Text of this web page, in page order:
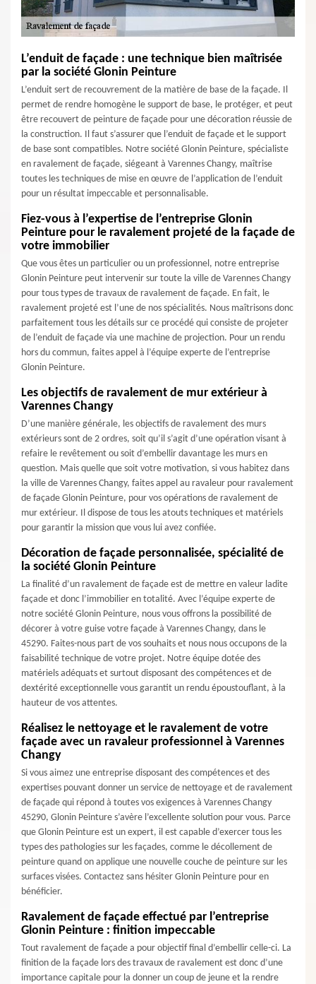
L’enduit de façade : une technique bien maîtrisée
par la société Glonin Peinture
L’enduit sert de recouvrement de la matière de base de la façade. Il
permet de rendre homogène le support de base, le protéger, et peut
être recouvert de peinture de façade pour une décoration réussie de
la construction. Il faut s’assurer que l’enduit de façade et le support
de base sont compatibles. Notre société Glonin Peinture, spécialiste
en ravalement de façade, siégeant à Varennes Changy, maîtrise
toutes les techniques de mise en œuvre de l’application de l’enduit
pour un résultat impeccable et personnalisable.
Fiez-vous à l’expertise de l’entreprise Glonin
Peinture pour le ravalement projeté de la façade de
votre immobilier
Que vous êtes un particulier ou un professionnel, notre entreprise
Glonin Peinture peut intervenir sur toute la ville de Varennes Changy
pour tous types de travaux de ravalement de façade. En fait, le
ravalement projeté est l’une de nos spécialités. Nous maîtrisons donc
parfaitement tous les détails sur ce procédé qui consiste de projeter
de l’enduit de façade via une machine de projection. Pour un rendu
hors du commun, faites appel à l’équipe experte de l’entreprise
Glonin Peinture.
Les objectifs de ravalement de mur extérieur à
Varennes Changy
D’une manière générale, les objectifs de ravalement des murs
extérieurs sont de 2 ordres, soit qu’il s’agit d’une opération visant à
refaire le revêtement ou soit d’embellir davantage les murs en
question. Mais quelle que soit votre motivation, si vous habitez dans
la ville de Varennes Changy, faites appel au ravaleur pour ravalement
de façade Glonin Peinture, pour vos opérations de ravalement de
mur extérieur. Il dispose de tous les atouts techniques et matériels
pour garantir la mission que vous lui avez confiée.
Décoration de façade personnalisée, spécialité de
la société Glonin Peinture
La finalité d’un ravalement de façade est de mettre en valeur ladite
façade et donc l’immobilier en totalité. Avec l’équipe experte de
notre société Glonin Peinture, nous vous offrons la possibilité de
décorer à votre guise votre façade à Varennes Changy, dans le
45290. Faites-nous part de vos souhaits et nous nous occupons de la
faisabilité technique de votre projet. Notre équipe dotée des
matériels adéquats et surtout disposant des compétences et de
dextérité exceptionnelle vous garantit un rendu époustouflant, à la
hauteur de vos attentes.
Réalisez le nettoyage et le ravalement de votre
façade avec un ravaleur professionnel à Varennes
Changy
Si vous aimez une entreprise disposant des compétences et des
expertises pouvant donner un service de nettoyage et de ravalement
de façade qui répond à toutes vos exigences à Varennes Changy
45290, Glonin Peinture s’avère l’excellente solution pour vous. Parce
que Glonin Peinture est un expert, il est capable d’exercer tous les
types des pathologies sur les façades, comme le décollement de
peinture quand on applique une nouvelle couche de peinture sur les
surfaces visées. Contactez sans hésiter Glonin Peinture pour en
bénéficier.
Ravalement de façade effectué par l’entreprise
Glonin Peinture : finition impeccable
Tout ravalement de façade a pour objectif final d’embellir celle-ci. La
finition de la façade lors des travaux de ravalement est donc d’une
importance capitale pour la donner un coup de jeune et la rendre